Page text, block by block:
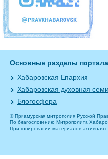
Основные разделы портала
Хабаровская Епархия
Хабаровская духовная
Блогосфера
© Приамурская митрополия Русской
По благословению Митрополита
При копировании материалов активная